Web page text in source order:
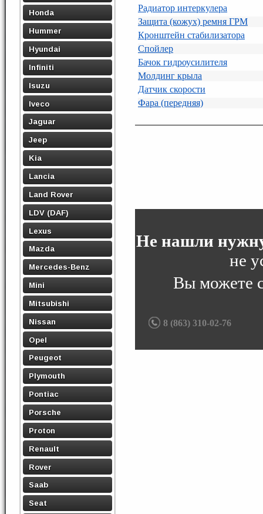
Honda
Hummer
Hyundai
Infiniti
Isuzu
Iveco
Jaguar
Jeep
Kia
Lancia
Land Rover
LDV (DAF)
Lexus
Mazda
Mercedes-Benz
Mini
Mitsubishi
Nissan
Opel
Peugeot
Plymouth
Pontiac
Porsche
Proton
Renault
Rover
Saab
Seat
Радиатор интеркулера
Защита (кожух) ремня ГРМ
Кронштейн стабилизатора
Спойлер
Бачок гидроусилителя
Молдинг крыла
Датчик скорости
Фара (передняя)
Не нашли
не
Вы можете
8 (863) 310-02-76